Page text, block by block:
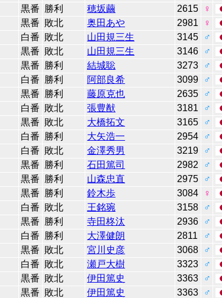
黒番 勝利 穂坂繭 2615 ♀
黒番 敗北 奥田あや 2981 ♀
白番 敗北 山田規三生 3145 ♂
黒番 敗北 山田規三生 3146 ♂
黒番 勝利 結城聡 3273 ♂
白番 勝利 阿部良希 3099
♂
黒番 勝利 藤原克也 2635
♂
白番 敗北 張豊猷 3181 ♂
黒番 敗北 大橋拓文 3165 ♂
白番 勝利 大矢浩一 2954 ♂
白番 敗北 金澤秀男 3219 ♂
黒番 勝利 石田篤司 2982 ♂
黒番 勝利 山森忠直 2975 ♂
黒番 勝利 鈴木歩 3084 ♀
白番 敗北 王銘琬 3158 ♂
黒番 勝利 寺田柊汰 2936 ♂
白番 勝利 大澤健朗 2811 ♂
黒番 敗北 宮川史彦 3068 ♂
白番 敗北 瀬戸大樹 3323
♂
黒番 敗北 伊田篤史 3363 ♂
黒番 敗北 伊田篤史 3363 ♂